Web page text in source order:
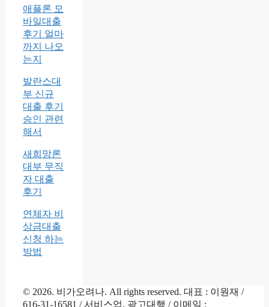
애플론 모
바일대출
후기 얼마
까지 나오
는지
발란스대
부 신규
대출 후기
승인 관련
해서
새희망론
대부 무직
자 대출
후기
연체자 비
상금대출
신청 하는
방법
© 2026. 비가오려나. All rights reserved. 대표 : 이원재 /
616-31-16581 / 서비스업, 광고대행 / 이메일 :